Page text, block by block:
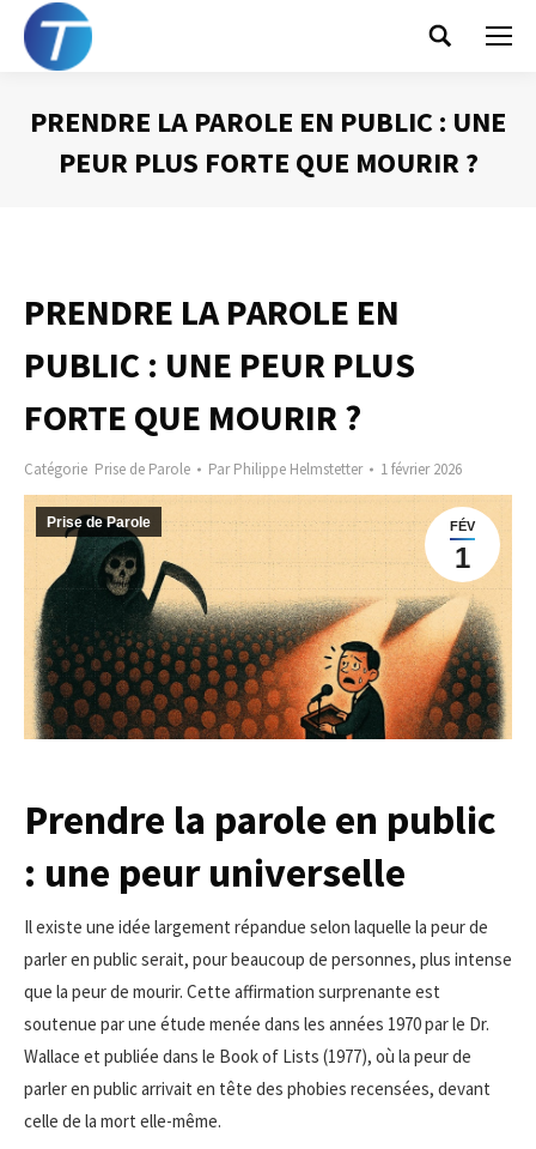
Search:
PRENDRE LA PAROLE EN PUBLIC : UNE
PEUR PLUS FORTE QUE MOURIR ?
PRENDRE LA PAROLE EN
PUBLIC : UNE PEUR PLUS
FORTE QUE MOURIR ?
Catégorie Prise de Parole ParPhilippe Helmstetter 1 février 2026
FÉV
1
Prise de Parole
Prendre la parole en public
: une peur universelle
Il existe une idée largement répandue selon laquelle la peur de
parler en public serait, pour beaucoup de personnes, plus intense
que la peur de mourir. Cette affirmation surprenante est
soutenue par une étude menée dans les années 1970 par le Dr.
Wallace et publiée dans le Book of Lists (1977), où la peur de
parler en public arrivait en tête des phobies recensées, devant
celle de la mort elle-même.